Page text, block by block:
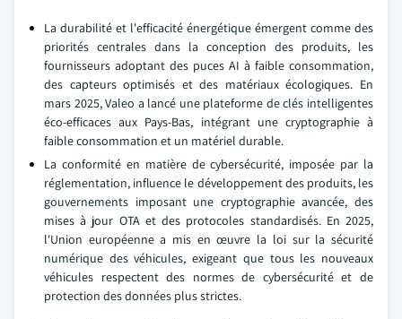
La durabilité et l'efficacité énergétique émergent comme des
priorités centrales dans la conception des produits, les
fournisseurs adoptant des puces AI à faible consommation,
des capteurs optimisés et des matériaux écologiques. En
mars 2025, Valeo a lancé une plateforme de clés intelligentes
éco-efficaces aux Pays-Bas, intégrant une cryptographie à
faible consommation et un matériel durable.
La conformité en matière de cybersécurité, imposée par la
réglementation, influence le développement des produits, les
gouvernements imposant une cryptographie avancée, des
mises à jour OTA et des protocoles standardisés. En 2025,
l'Union européenne a mis en œuvre la loi sur la sécurité
numérique des véhicules, exigeant que tous les nouveaux
véhicules respectent des normes de cybersécurité et de
protection des données plus strictes.